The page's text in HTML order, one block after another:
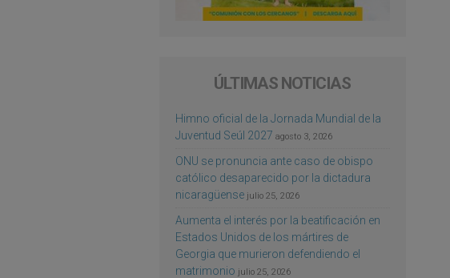
ÚLTIMAS NOTICIAS
Himno oficial de la Jornada Mundial de la
Juventud Seúl 2027 agosto 3, 2026
ONU se pronuncia ante caso de obispo
católico desaparecido por la dictadura
nicaragüense julio 25, 2026
Aumenta el interés por la beatificación en
Estados Unidos de los mártires de
Georgia que murieron defendiendo el
matrimonio julio 25, 2026